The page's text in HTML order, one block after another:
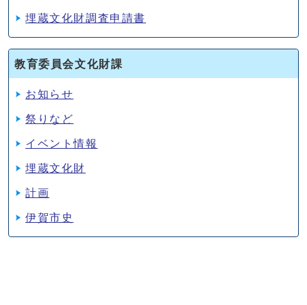
埋蔵文化財調査申請書
教育委員会文化財課
お知らせ
祭りなど
イベント情報
埋蔵文化財
計画
伊賀市史